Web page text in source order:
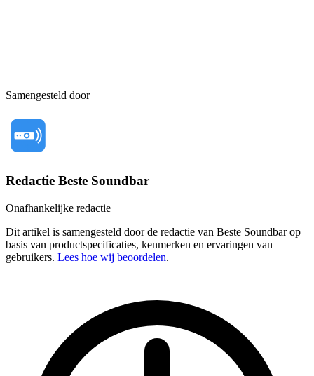
Samengesteld door
Redactie Beste Soundbar
Onafhankelijke redactie
Dit artikel is samengesteld door de redactie van Beste Soundbar op
basis van productspecificaties, kenmerken en ervaringen van
gebruikers. Lees hoe wij beoordelen.